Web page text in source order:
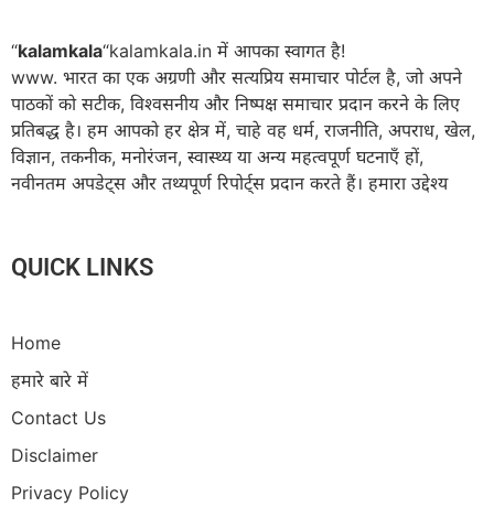
“kalamkala“kalamkala.in में आपका स्वागत है!
www. भारत का एक अग्रणी और सत्यप्रिय समाचार पोर्टल है, जो अपने
पाठकों को सटीक, विश्वसनीय और निष्पक्ष समाचार प्रदान करने के लिए
प्रतिबद्ध है। हम आपको हर क्षेत्र में, चाहे वह धर्म, राजनीति, अपराध, खेल,
विज्ञान, तकनीक, मनोरंजन, स्वास्थ्य या अन्य महत्वपूर्ण घटनाएँ हों,
नवीनतम अपडेट्स और तथ्यपूर्ण रिपोर्ट्स प्रदान करते हैं। हमारा उद्देश्य
QUICK LINKS
Home
हमारे बारे में
Contact Us
Disclaimer
Privacy Policy